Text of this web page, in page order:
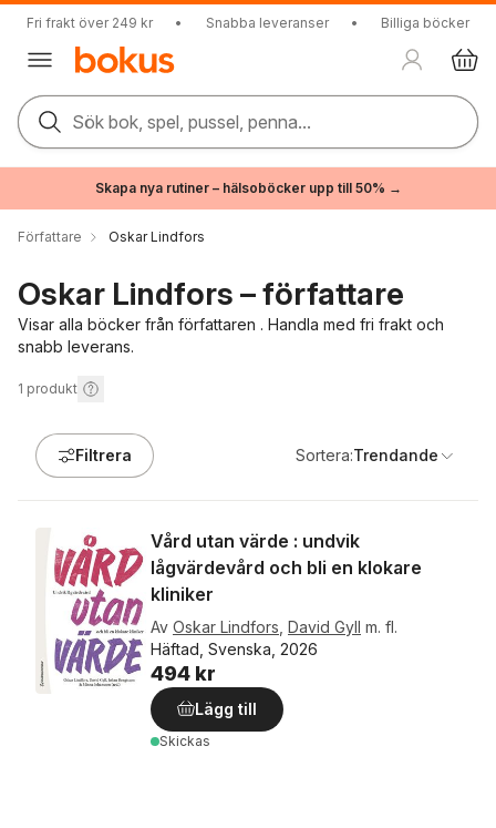
Fri frakt över 249 kr • Snabba leveranser • Billiga böcker
Sök bok, spel, pussel, penna...
Skapa nya rutiner – hälsoböcker upp till 50% →
Författare Oskar Lindfors
Oskar Lindfors – författare
Visar alla böcker från författaren . Handla med fri frakt och
snabb leverans.
1 produkt
Filtrera Sortera:Trendande
Vård utan värde : undvik
lågvärdevård och bli en klokare
kliniker
Av Oskar Lindfors David Gyll m. fl.
Häftad, Svenska, 2026
494 kr
Lägg till
Skickas